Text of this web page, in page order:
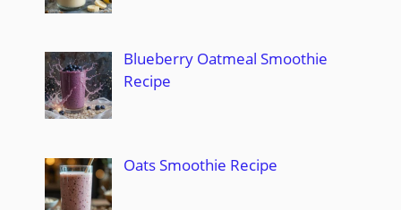
Blueberry Oatmeal Smoothie
Recipe
Oats Smoothie Recipe